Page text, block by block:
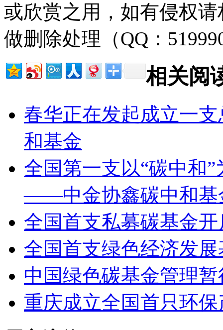
或欣赏之用，如有侵权
做删除处理（QQ：
相关阅
春华正在发起成立一
和基金
全国第一支以“碳中和
——中金协鑫碳中和基
全国首支私募碳基金
全国首支绿色经济发
中国绿色碳基金管理
重庆成立全国首只环